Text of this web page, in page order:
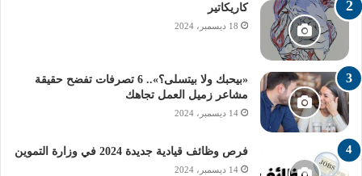
كاريكاتير
18 ديسمبر، 2024
«بيحبك ولا بيتسلى؟».. 6 تصرفات تفضح حقيقة
مشاعر زميل العمل تجاهك
14 ديسمبر، 2024
فرص وظائف قيادية جديدة 2024 في وزارة التموين
14 ديسمبر، 2024